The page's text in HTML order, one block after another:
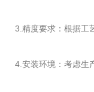
3.精度要求：根据工
4.安装环境：考虑生